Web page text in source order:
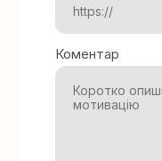
Коментар